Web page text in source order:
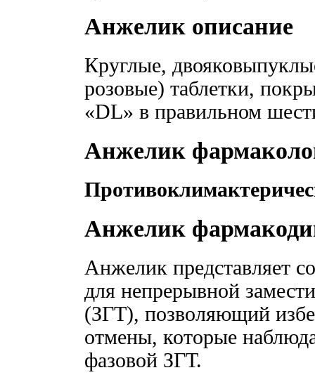
Анжелик описание
Круглые,
розовые) таблетки,
«DL» в правильном
Анжелик
Анжелик
Анжелик представляет
для непрерывной
(ЗГТ), позволяющий
отмены, которые
фазовой ЗГТ.